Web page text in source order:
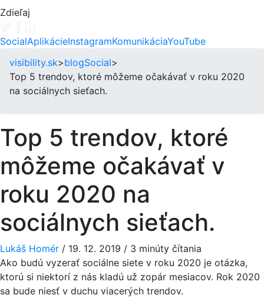
Zdieľaj
SocialAplikácieInstagramKomunikáciaYouTube
visibility.sk>blogSocial>
Top 5 trendov, ktoré môžeme očakávať v roku 2020
na sociálnych sieťach.
Top 5 trendov, ktoré
môžeme očakávať v
roku 2020 na
sociálnych sieťach.
Lukáš Homér / 19. 12. 2019 / 3 minúty čítania
Ako budú vyzerať sociálne siete v roku 2020 je otázka,
ktorú si niektorí z nás kladú už zopár mesiacov. Rok 2020
sa bude niesť v duchu viacerých trendov.